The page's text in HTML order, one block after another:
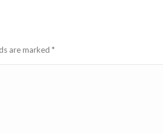
are marked *